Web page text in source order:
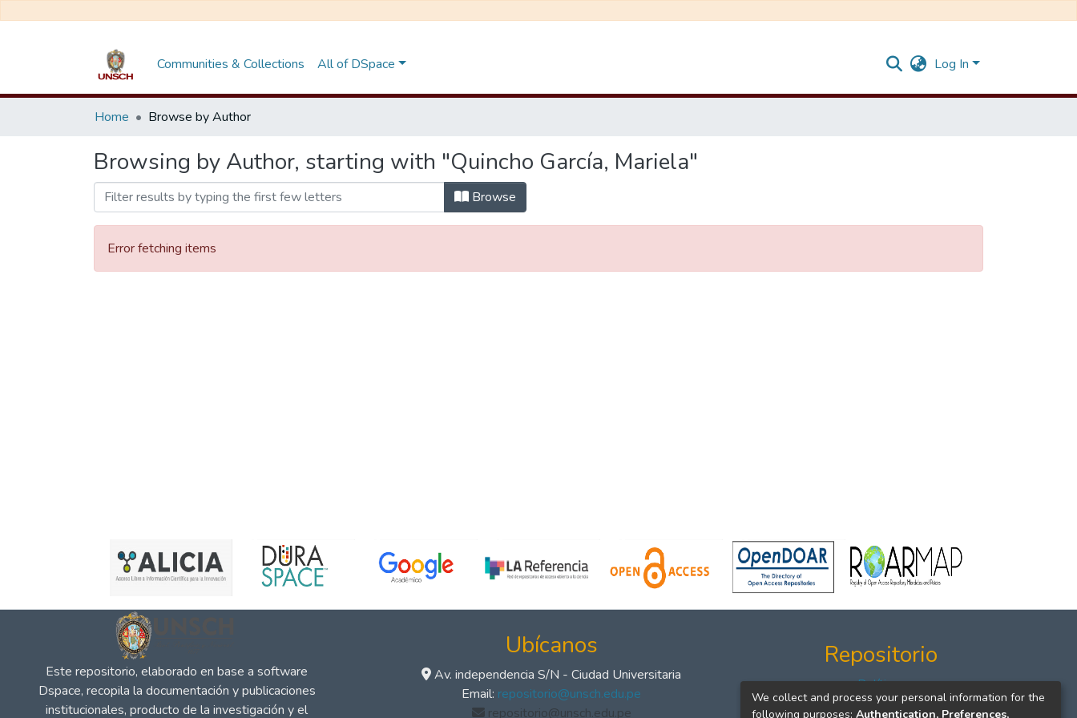
Communities & Collections All of DSpace Log In
Home Browse by Author
Browsing by Author, starting with "Quincho García, Mariela"
Browse
Error fetching items
Este repositorio, elaborado en base a software
Dspace, recopila la documentación y publicaciones
institucionales, producto de la investigación y el
Ubícanos
Av. independencia S/N - Ciudad Universitaria
Email: repositorio@unsch.edu.pe
repositorio@unsch.edu.pe
Repositorio
Políticas
Formatos
We collect and process your personal information for the
following purposes: Authentication, Preferences,